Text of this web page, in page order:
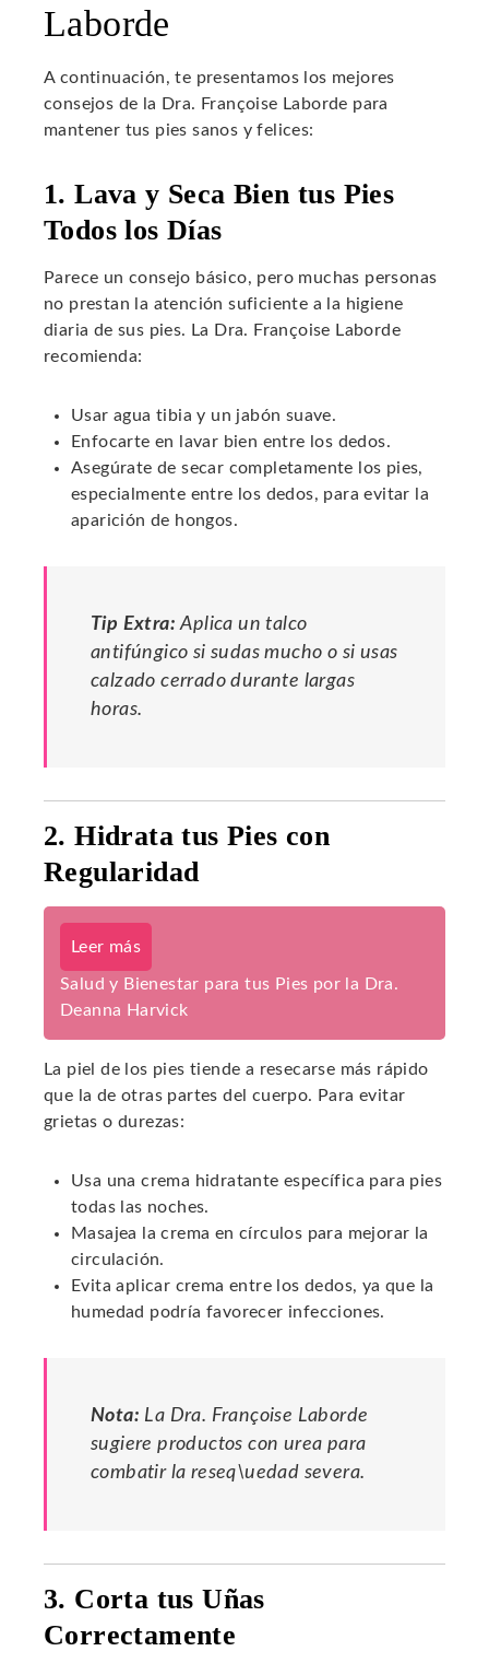
Laborde
A continuación, te presentamos los mejores
consejos de la Dra. Françoise Laborde para
mantener tus pies sanos y felices:
1. Lava y Seca Bien tus Pies
Todos los Días
Parece un consejo básico, pero muchas personas
no prestan la atención suficiente a la higiene
diaria de sus pies. La Dra. Françoise Laborde
recomienda:
Usar agua tibia y un jabón suave.
Enfocarte en lavar bien entre los dedos.
Asegúrate de secar completamente los pies,
especialmente entre los dedos, para evitar la
aparición de hongos.
Tip Extra: Aplica un talco
antifúngico si sudas mucho o si usas
calzado cerrado durante largas
horas.
2. Hidrata tus Pies con
Regularidad
Leer más
Salud y Bienestar para tus Pies por la Dra.
Deanna Harvick
La piel de los pies tiende a resecarse más rápido
que la de otras partes del cuerpo. Para evitar
grietas o durezas:
Usa una crema hidratante específica para pies
todas las noches.
Masajea la crema en círculos para mejorar la
circulación.
Evita aplicar crema entre los dedos, ya que la
humedad podría favorecer infecciones.
Nota: La Dra. Françoise Laborde
sugiere productos con urea para
combatir la reseq\uedad severa.
3. Corta tus Uñas
Correctamente